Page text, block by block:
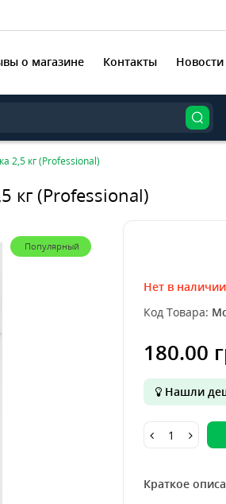
о магазине Контакты Новости
2,5 кг (Professional)
кг (Professional)
Популярный
Нет в наличии
Код Товара:
180.00
Нашли
Краткое